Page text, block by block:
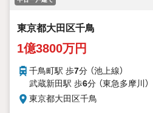
東京都大田区千鳥
1億3800万円
千鳥町駅 歩7分 （池上線）
武蔵新田駅 歩6分 （東急多摩川）
東京都大田区千鳥